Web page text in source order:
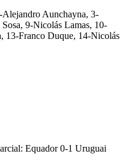
Aunchayna, 3-
9-Nicolás Lamas, 10-
13-Franco Duque, 14-Nicolás
Equador 0-1 Uruguai